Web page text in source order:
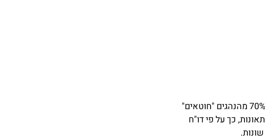
מהירות מופרזת היא תופעה מוכרת בכבישי ישראל, שאיננה שמורה באופן בלעדי לנהגים חדשים. למעשה, 70% מהנהגים "חוטאים"
כך על פי דו"ח